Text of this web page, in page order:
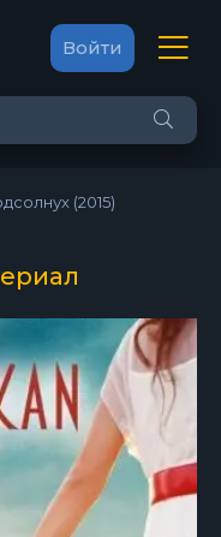
Войти
(2015)